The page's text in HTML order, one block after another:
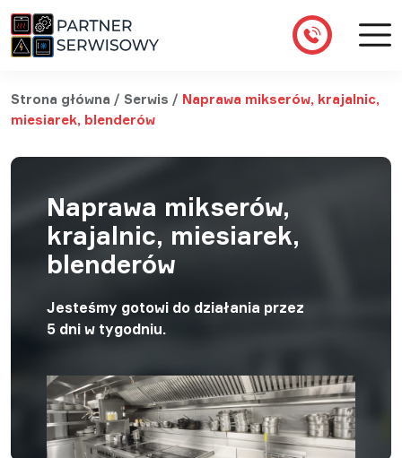
Strona główna / Serwis / Naprawa mikserów, krajalnic,
miesiarek, blenderów
Naprawa mikserów,
krajalnic, miesiarek,
blenderów
Jesteśmy gotowi do działania przez
5 dni w tygodniu.